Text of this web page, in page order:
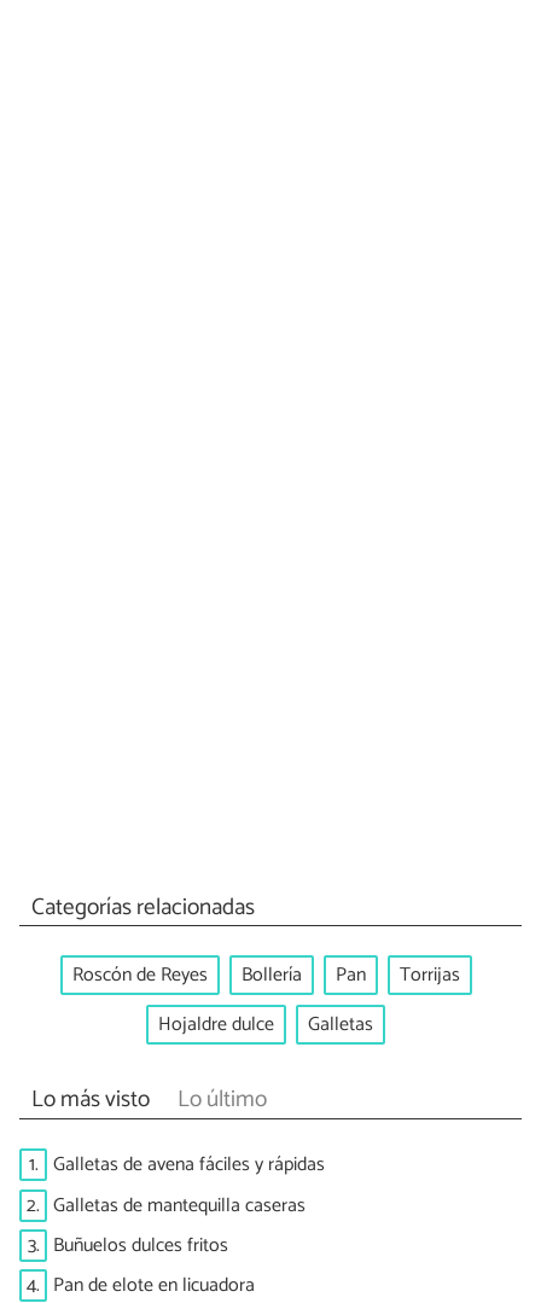
Categorías relacionadas
Roscón de Reyes Bollería Pan
Torrijas
Hojaldre dulce
Galletas
Lo más visto Lo último
1. Galletas de avena fáciles y rápidas
2. Galletas de mantequilla caseras
3. Buñuelos dulces fritos
4. Pan de elote en licuadora